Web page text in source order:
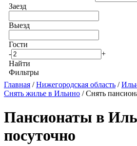
Заезд
Выезд
Гости
-
+
Найти
Фильтры
Главная /Нижегородская область /
Снять жилье в Ильино / Снять
Пансионаты в
посуточно